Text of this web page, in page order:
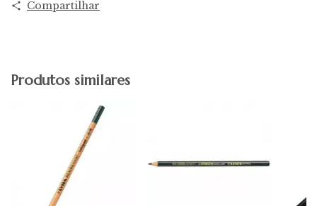
Compartilhar
Produtos similares